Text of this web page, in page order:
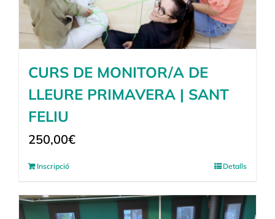
CURS DE MONITOR/A DE
LLEURE PRIMAVERA | SANT
FELIU
250,00€
Inscripció Detalls